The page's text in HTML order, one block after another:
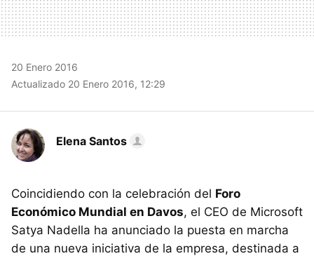
20 Enero 2016
Actualizado 20 Enero 2016, 12:29
Elena Santos
Coincidiendo con la celebración del Foro
Económico Mundial en Davos, el CEO de Microsoft
Satya Nadella ha anunciado la puesta en marcha
de una nueva iniciativa de la empresa, destinada a